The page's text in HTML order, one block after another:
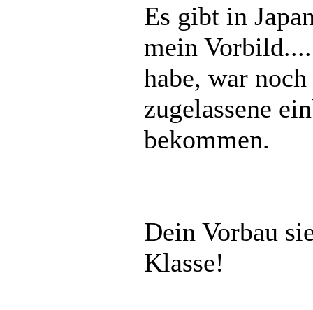
Es gibt in
mein
habe, war
zugelassene
bekommen.
Dein Vorbau
Klasse!